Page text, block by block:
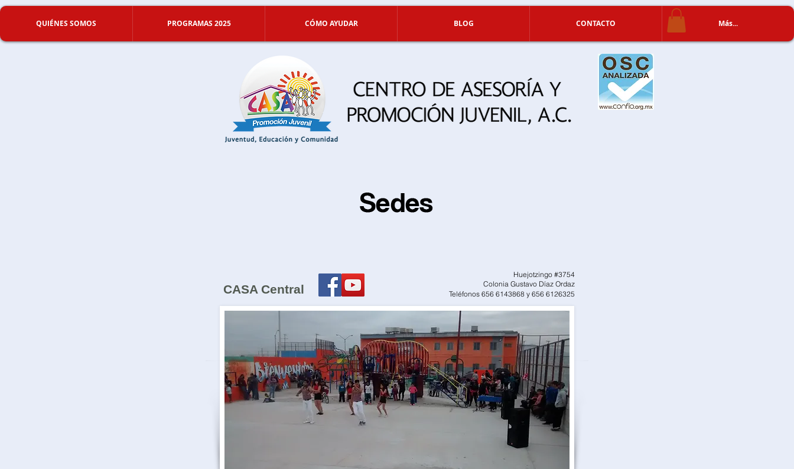
QUIÉNES SOMOS PROGRAMAS 2025 CÓMO AYUDAR BLOG CONTACTO Más...
CASA Central
Huejotzingo #3754
Colonia Gustavo Díaz Ordaz
Teléfonos 656 6143868 y 656 6126325